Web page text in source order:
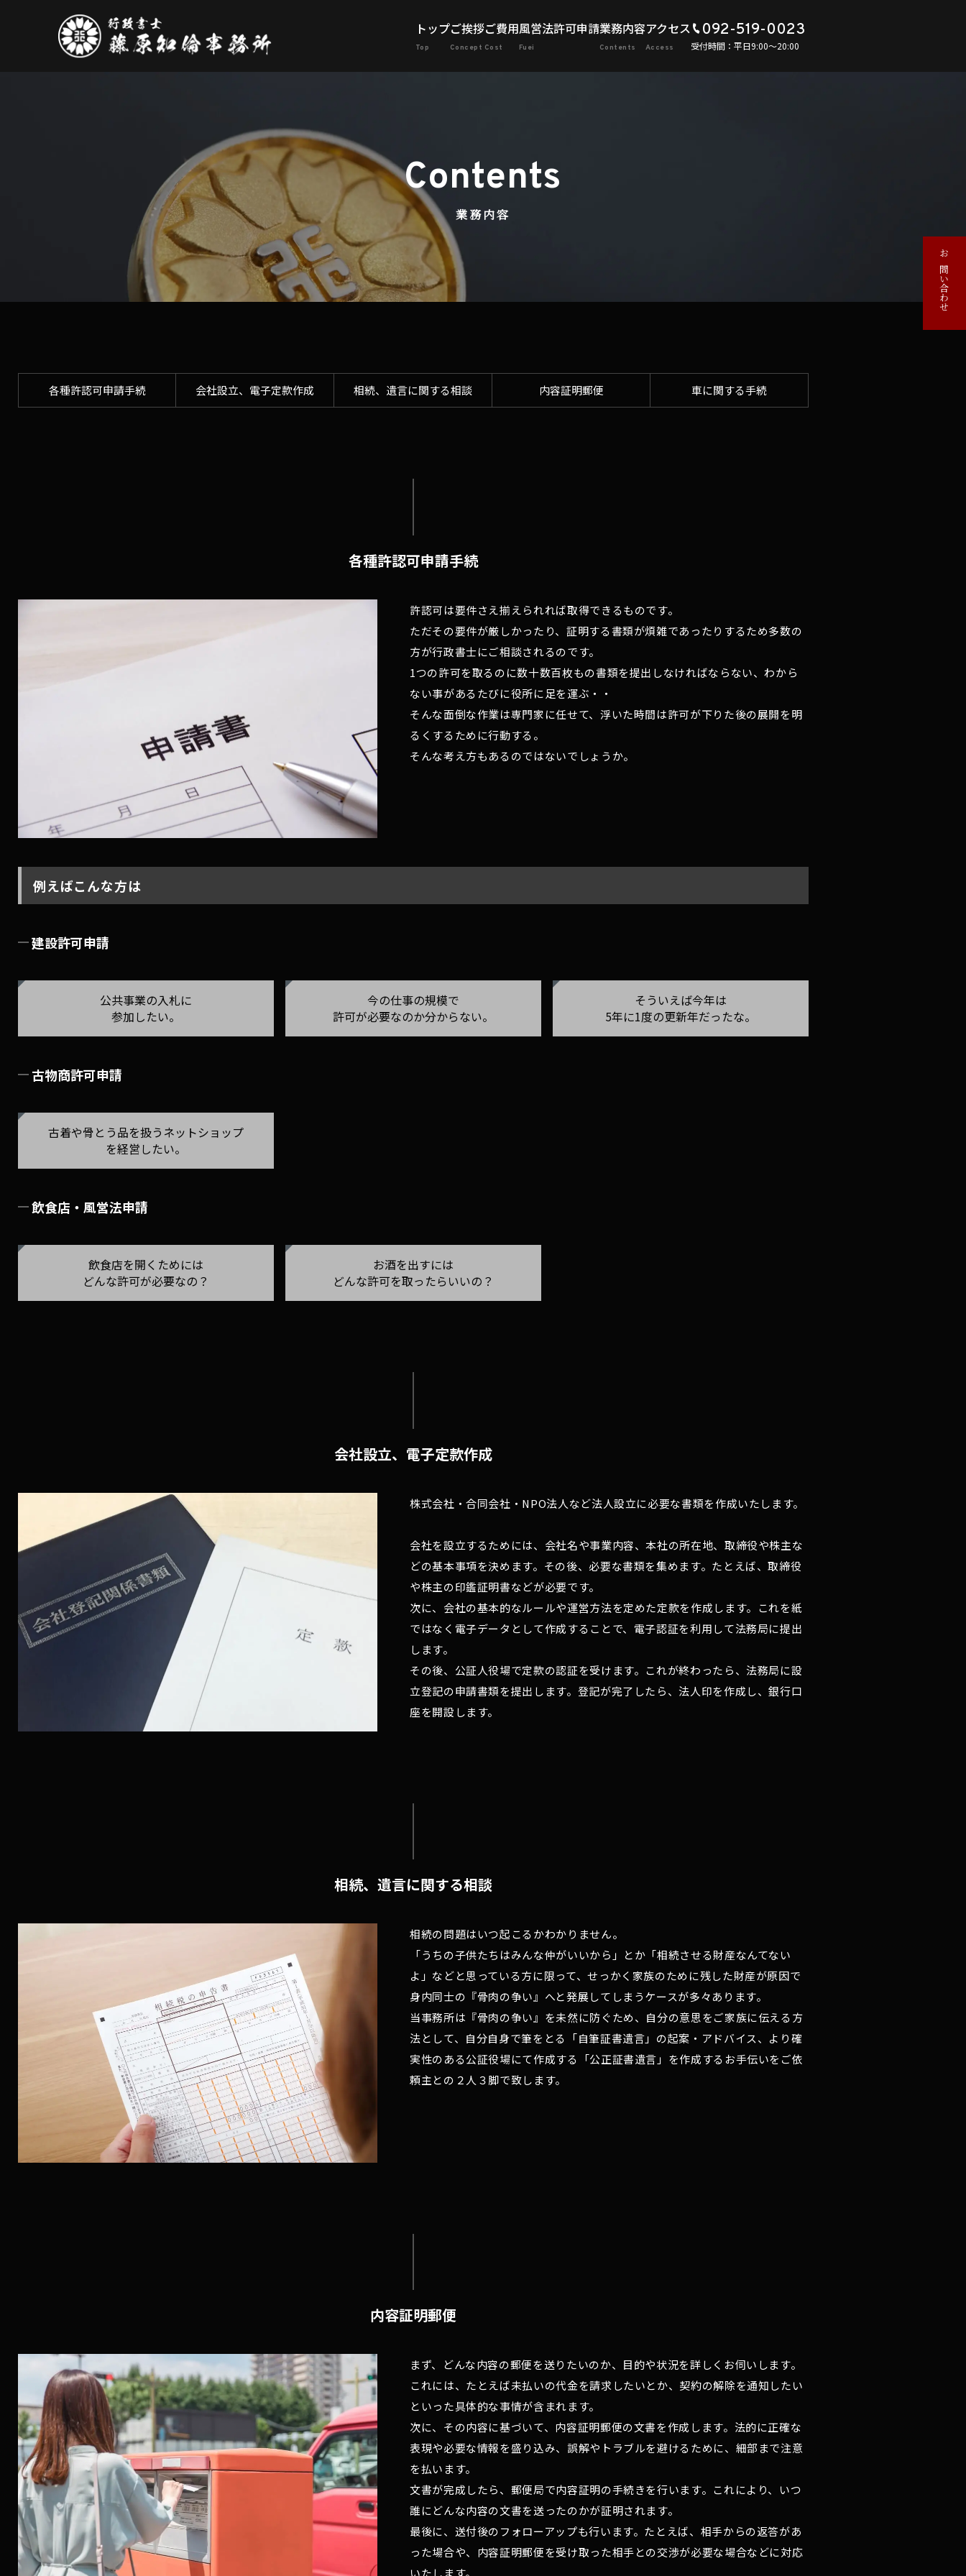
トップご挨拶ご費用風営法許可申請業務内容アクセス 092-519-0023
受付時間：平日9:00〜20:00
業務内容
各種許認可申請手続 会社設立、電子定款作成 相続、遺言に関する相談 内容証明郵便 車に関する手続
各種許認可申請手続
許認可は要件さえ揃えられれば取得できるものです。
ただその要件が厳しかったり、証明する書類が煩雑であったりするため多数の
方が行政書士にご相談されるのです。
1つの許可を取るのに数十数百枚もの書類を提出しなければならない、わから
ない事があるたびに役所に足を運ぶ・・
そんな面倒な作業は専門家に任せて、浮いた時間は許可が下りた後の展開を明
るくするために行動する。
そんな考え方もあるのではないでしょうか。
例えばこんな方は
建設許可申請
公共事業の入札に
参加したい。
今の仕事の規模で
許可が必要なのか分からない。
そういえば今年は
5年に1度の更新年だったな。
古物商許可申請
古着や骨とう品を扱う ネットショップ
を経営したい。
飲食店・風営法申請
飲食店を開くためには
どんな許可が必要なの？
お酒を出すには
どんな許可を取ったらいいの？
会社設立、電子定款作成
株式会社・合同会社・NPO法人など法人設立に必要な書類を作成いたします。
会社を設立するためには、会社名や事業内容、本社の所在地、取締役や株主な
どの基本事項を決めます。その後、必要な書類を集めます。たとえば、取締役
や株主の印鑑証明書などが必要です。
次に、会社の基本的なルールや運営方法を定めた定款を作成します。これを紙
ではなく電子データとして作成することで、電子認証を利用して法務局に提出
します。
その後、公証人役場で定款の認証を受けます。これが終わったら、法務局に設
立登記の申請書類を提出します。登記が完了したら、法人印を作成し、銀行口
座を開設します。
相続、遺言に関する相談
相続の問題はいつ起こるかわかりません。
「うちの子供たちはみんな仲がいいから」とか「相続させる財産なんてない
よ」などと思っている方に限って、せっかく家族のために残した財産が原因で
身内同士の『骨肉の争い』へと発展してしまうケースが多々あります。
当事務所は『骨肉の争い』を未然に防ぐため、自分の意思をご家族に伝える方
法として、自分自身で筆をとる「自筆証書遺言」の起案・アドバイス、より確
実性のある公証役場にて作成する「公正証書遺言」を作成するお手伝いをご依
頼主との２人３脚で致します。
内容証明郵便
まず、どんな内容の郵便を送りたいのか、目的や状況を詳しくお伺いします。
これには、たとえば未払いの代金を請求したいとか、契約の解除を通知したい
といった具体的な事情が含まれます。
次に、その内容に基づいて、内容証明郵便の文書を作成します。法的に正確な
表現や必要な情報を盛り込み、誤解やトラブルを避けるために、細部まで注意
を払います。
文書が完成したら、郵便局で内容証明の手続きを行います。これにより、いつ
誰にどんな内容の文書を送ったのかが証明されます。
最後に、送付後のフォローアップも行います。たとえば、相手からの返答があ
った場合や、内容証明郵便を受け取った相手との交渉が必要な場合などに対応
お問い合わせ